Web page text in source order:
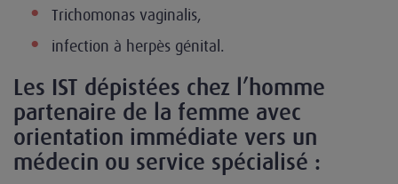
Trichomonas vaginalis,
infection à herpès génital.
Les IST dépistées chez l’homme
partenaire de la femme avec
orientation immédiate vers un
médecin ou service spécialisé :